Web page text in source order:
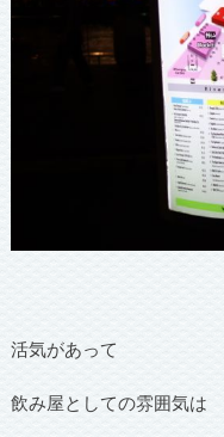
活気があって
飲み屋としての雰囲気は